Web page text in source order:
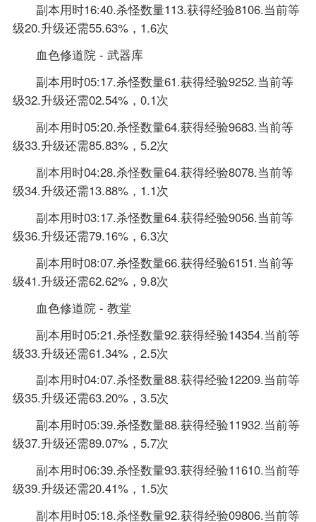
副本用时16:40.杀怪数量113.获得经验8106.当前等
级20.升级还需55.63%，1.6次
血色修道院 - 武器库
副本用时05:17.杀怪数量61.获得经验9252.当前等
级32.升级还需02.54%，0.1次
副本用时05:20.杀怪数量64.获得经验9683.当前等
级33.升级还需85.83%，5.2次
副本用时04:28.杀怪数量64.获得经验8078.当前等
级34.升级还需13.88%，1.1次
副本用时03:17.杀怪数量64.获得经验9056.当前等
级36.升级还需79.16%，6.3次
副本用时08:07.杀怪数量66.获得经验6151.当前等
级41.升级还需62.62%，9.8次
血色修道院 - 教堂
副本用时05:21.杀怪数量92.获得经验14354.当前等
级33.升级还需61.34%，2.5次
副本用时04:07.杀怪数量88.获得经验12209.当前等
级35.升级还需63.20%，3.5次
副本用时05:39.杀怪数量88.获得经验11932.当前等
级37.升级还需89.07%，5.7次
副本用时06:39.杀怪数量93.获得经验11610.当前等
级39.升级还需20.41%，1.5次
副本用时05:18.杀怪数量92.获得经验09806.当前等